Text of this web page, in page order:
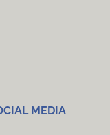
MEDIA